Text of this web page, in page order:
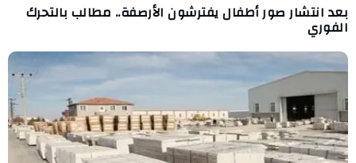
بعد انتشار صور أطفال يفترشون الأرصفة.. مطالب بالتحرك
الفوري